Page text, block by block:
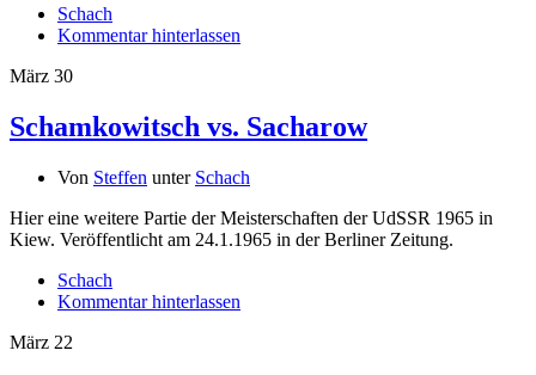
Schach
Kommentar hinterlassen
März 30
Schamkowitsch vs. Sacharow
Von Steffen unter Schach
Hier eine weitere Partie der Meisterschaften der UdSSR 1965 in
Kiew. Veröffentlicht am 24.1.1965 in der Berliner Zeitung.
Schach
Kommentar hinterlassen
März 22